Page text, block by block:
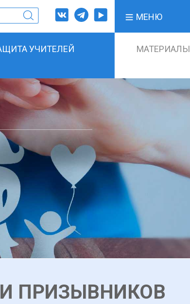
МЕНЮ
УЧИТЕЛЕЙ МАТЕРИАЛЫ
ПРИЗЫВНИКОВ